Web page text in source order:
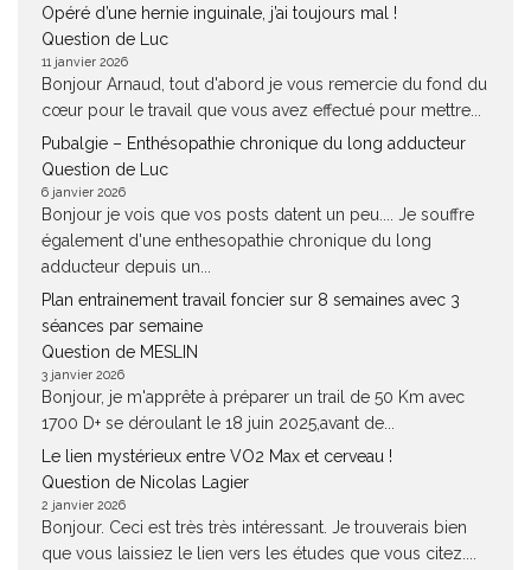
Opéré d’une hernie inguinale, j’ai toujours mal !
Question de Luc
11 janvier 2026
Bonjour Arnaud, tout d'abord je vous remercie du fond du
cœur pour le travail que vous avez effectué pour mettre...
Pubalgie – Enthésopathie chronique du long adducteur
Question de Luc
6 janvier 2026
Bonjour je vois que vos posts datent un peu.... Je souffre
également d'une enthesopathie chronique du long
adducteur depuis un...
Plan entrainement travail foncier sur 8 semaines avec 3
séances par semaine
Question de MESLIN
3 janvier 2026
Bonjour, je m'apprête à préparer un trail de 50 Km avec
1700 D+ se déroulant le 18 juin 2025,avant de...
Le lien mystérieux entre VO2 Max et cerveau !
Question de Nicolas Lagier
2 janvier 2026
Bonjour. Ceci est très très intéressant. Je trouverais bien
que vous laissiez le lien vers les études que vous citez....